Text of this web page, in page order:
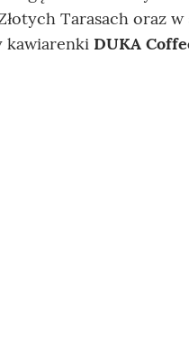
Tarasach oraz
kawiarenki DUKA